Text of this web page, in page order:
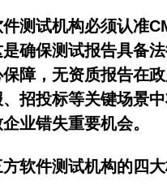
件测试机构必须认准
确保测试报告具备
障，无资质报告在
招投标等关键场景
业错失重要机会。
软件测试机构的四